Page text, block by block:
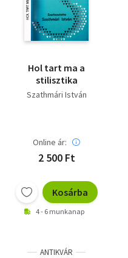
Hol tart ma a
stilisztika
Szathmári István
Online ár:
2 500 Ft
Kosárba
4 - 6 munkanap
ANTIKVÁR